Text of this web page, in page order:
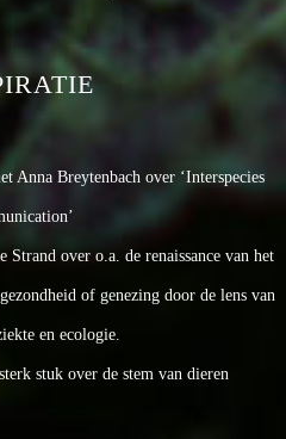
Anna Breytenbach over ‘Interspecies
Strand over o.a. de renaissance van het
of genezing door de lens van
en ecologie.
stuk over de stem van dieren